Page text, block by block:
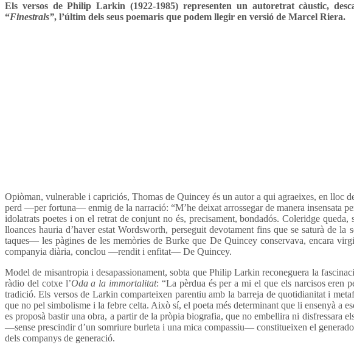
Els versos de Philip Larkin (1922-1985) representen un autoretrat càustic,
“Finestrals”, l’últim dels seus poemaris que podem llegir en versió de Marcel Riera.
Opiòman, vulnerable i capriciós, Thomas de Quincey és un autor a qui agraeixes, en lloc
perd —per fortuna— enmig de la narració: “M’he deixat arrossegar de manera insensata
idolatrats poetes i on el retrat de conjunt no és, precisament, bondadós. Coleridge
lloances hauria d’haver estat Wordsworth, perseguit devotament fins que se saturà de
taques— les pàgines de les memòries de Burke que De Quincey conservava, encara
companyia diària, conclou —rendit i enfitat— De Quincey.
Model de misantropia i desapassionament, sobta que Philip Larkin reconeguera la
ràdio del cotxe l’Oda a la immortalitat: “La pèrdua és per a mi el que els narcisos eren
tradició. Els versos de Larkin comparteixen parentiu amb la barreja de quotidianitat i
que no pel simbolisme i la febre celta. Això sí, el poeta més determinant que li ensenyà
es proposà bastir una obra, a partir de la pròpia biografia, que no embellira ni disfressara
—sense prescindir d’un somriure burleta i una mica compassiu— constitueixen el
dels companys de generació.